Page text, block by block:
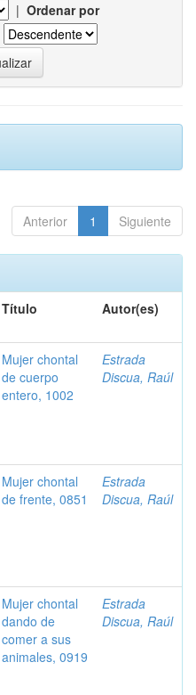
| Ordenar por
Anterior 1 Siguiente
Título Autor(es)
Mujer chontal
de cuerpo
entero, 1002
Estrada
Discua, Raúl
Mujer chontal
de frente, 0851
Estrada
Discua, Raúl
Mujer chontal
dando de
comer a sus
animales, 0919
Estrada
Discua, Raúl